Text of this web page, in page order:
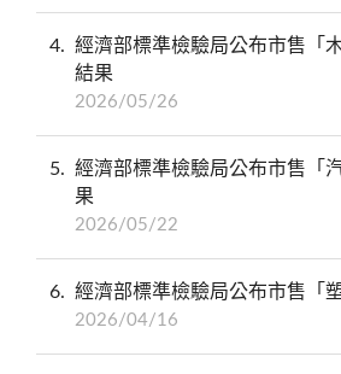
4
經濟部標準檢驗局公布市售「
結果
2026/05/26
5
經濟部標準檢驗局公布市售「
果
2026/05/22
6 經濟部標準檢驗局公布市售「
2026/04/16